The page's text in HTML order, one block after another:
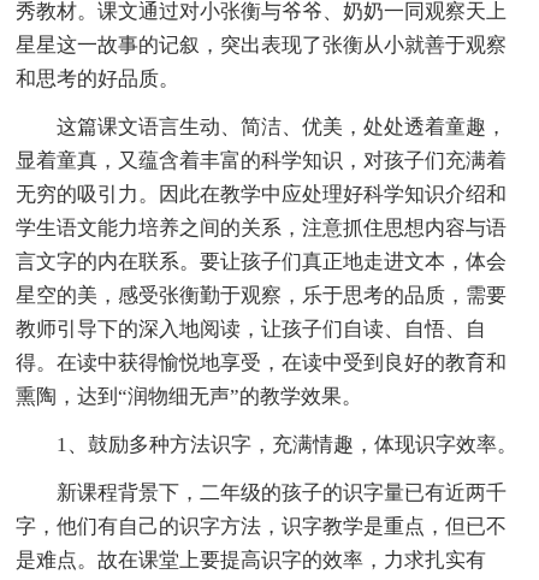
秀教材。课文通过对小张衡与爷爷、奶奶一同观察天上
星星这一故事的记叙，突出表现了张衡从小就善于观察
和思考的好品质。
这篇课文语言生动、简洁、优美，处处透着童趣，
显着童真，又蕴含着丰富的科学知识，对孩子们充满着
无穷的吸引力。因此在教学中应处理好科学知识介绍和
学生语文能力培养之间的关系，注意抓住思想内容与语
言文字的内在联系。要让孩子们真正地走进文本，体会
星空的美，感受张衡勤于观察，乐于思考的品质，需要
教师引导下的深入地阅读，让孩子们自读、自悟、自
得。在读中获得愉悦地享受，在读中受到良好的教育和
熏陶，达到“润物细无声”的教学效果。
1、鼓励多种方法识字，充满情趣，体现识字效率。
新课程背景下，二年级的孩子的识字量已有近两千
字，他们有自己的识字方法，识字教学是重点，但已不
是难点。故在课堂上要提高识字的效率，力求扎实有